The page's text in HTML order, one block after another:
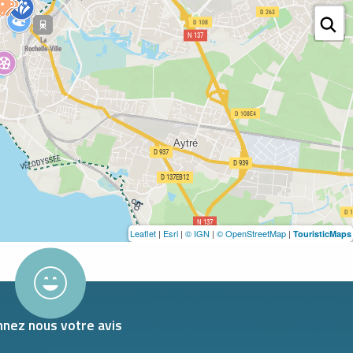
Leaflet | Esri | © IGN | © OpenStreetMap | TouristicMaps
nous votre avis